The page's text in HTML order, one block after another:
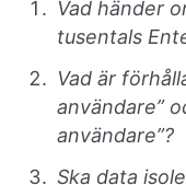
Vad händer
tusentals
Vad är
användare”
användare”?
Ska data